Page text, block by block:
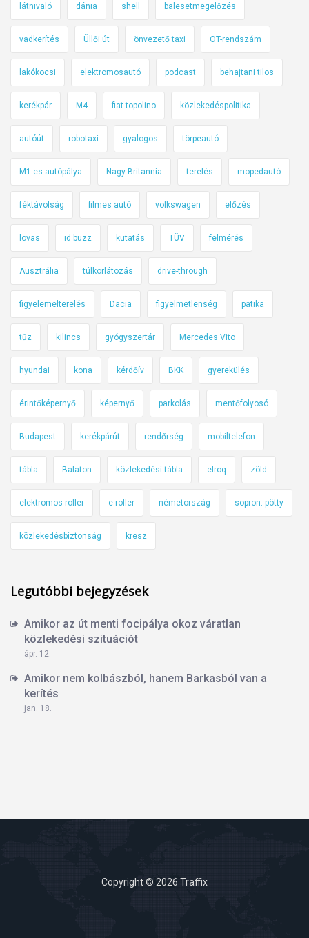
látnivaló dánia shell balesetmegelőzés
vadkerítés Üllői út önvezető taxi OT-rendszám
lakókocsi elektromosautó podcast behajtani tilos
kerékpár M4 fiat topolino közlekedéspolitika
autóút robotaxi gyalogos törpeautó
M1-es autópálya Nagy-Britannia terelés mopedautó
féktávolság filmes autó volkswagen előzés
lovas id buzz kutatás TÜV felmérés
Ausztrália túlkorlátozás drive-through
figyelemelterelés Dacia figyelmetlenség patika
tűz kilincs gyógyszertár Mercedes Vito
hyundai kona kérdőív BKK gyerekülés
érintőképernyő képernyő parkolás mentőfolyosó
Budapest kerékpárút rendőrség mobiltelefon
tábla Balaton közlekedési tábla elroq zöld
elektromos roller e-roller németország sopron. pötty
közlekedésbiztonság kresz
Legutóbbi bejegyzések
Amikor az út menti focipálya okoz váratlan
közlekedési szituációt
ápr. 12.
Amikor nem kolbászból, hanem Barkasból van a
kerítés
jan. 18.
Copyright © 2026 Traffix